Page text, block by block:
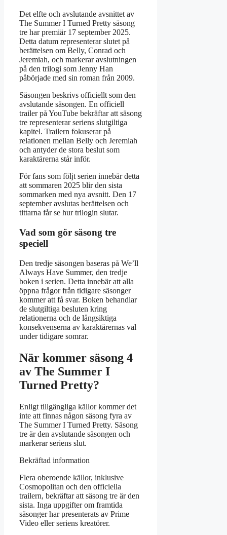
Det elfte och avslutande avsnittet av
The Summer I Turned Pretty säsong
tre har premiär 17 september 2025.
Detta datum representerar slutet på
berättelsen om Belly, Conrad och
Jeremiah, och markerar avslutningen
på den trilogi som Jenny Han
påbörjade med sin roman från 2009.
Säsongen beskrivs officiellt som den
avslutande säsongen. En officiell
trailer på YouTube bekräftar att säsong
tre representerar seriens slutgiltiga
kapitel. Trailern fokuserar på
relationen mellan Belly och Jeremiah
och antyder de stora beslut som
karaktärerna står inför.
För fans som följt serien innebär detta
att sommaren 2025 blir den sista
sommarken med nya avsnitt. Den 17
september avslutas berättelsen och
tittarna får se hur trilogin slutar.
Vad som gör säsong tre
speciell
Den tredje säsongen baseras på We’ll
Always Have Summer, den tredje
boken i serien. Detta innebär att alla
öppna frågor från tidigare säsonger
kommer att få svar. Boken behandlar
de slutgiltiga besluten kring
relationerna och de långsiktiga
konsekvenserna av karaktärernas val
under tidigare somrar.
När kommer säsong 4
av The Summer I
Turned Pretty?
Enligt tillgängliga källor kommer det
inte att finnas någon säsong fyra av
The Summer I Turned Pretty. Säsong
tre är den avslutande säsongen och
markerar seriens slut.
Bekräftad information
Flera oberoende källor, inklusive
Cosmopolitan och den officiella
trailern, bekräftar att säsong tre är den
sista. Inga uppgifter om framtida
säsonger har presenterats av Prime
Video eller seriens kreatörer.